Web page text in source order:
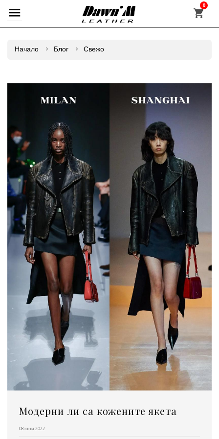
0
Начало Блог Свежо
Модерни ли са кожените якета
08 юни 2022